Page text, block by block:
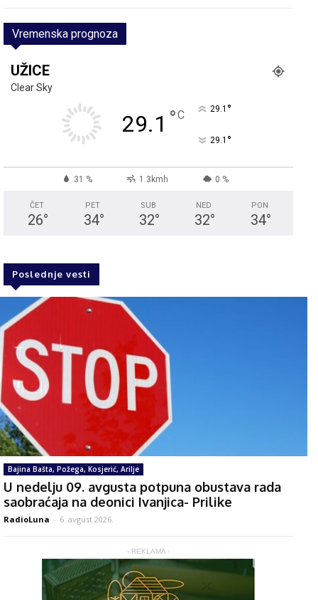
Vremenska prognoza
UŽICE
Clear Sky
29.1 °C 29.1 °
29.1 °
31 % 1.3kmh 0 %
ČET
26°
PET
34°
SUB
32°
NED
32°
PON
34°
Poslednje vesti
Bajina Bašta, Požega, Kosjerić, Arilje
U nedelju 09. avgusta potpuna obustava rada
saobraćaja na deonici Ivanjica- Prilike
RadioLuna - 6. avgust 2026.
- REKLAMA -